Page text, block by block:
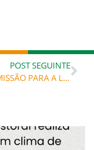
POST SEGUINTE
COMISSÃO PARA A LITURGIA DISPONIBILIZA ROTEIRO PARA O DIA DE SÃO JOSÉ OPERÁRIO